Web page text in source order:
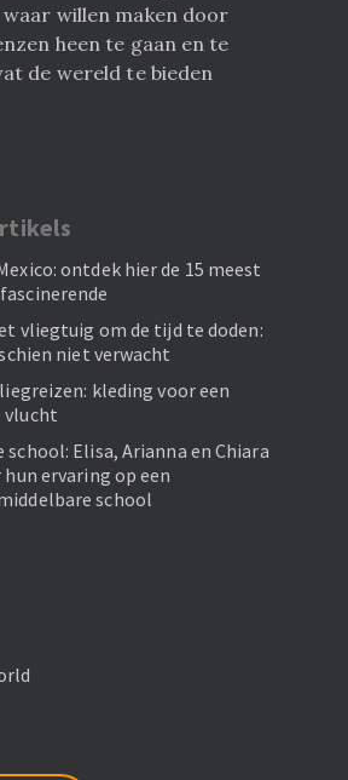
willen maken door
heen te gaan en te
de wereld te bieden
ontdek hier de 15 meest
vliegtuig om de tijd te doden:
niet verwacht
kleding voor een
school: Elisa, Arianna en Chiara
ervaring op een
school